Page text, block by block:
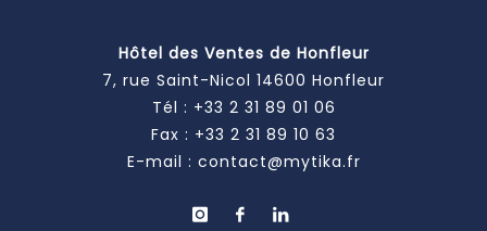
Hôtel des Ventes de Honfleur
7, rue Saint-Nicol 14600 Honfleur
Tél : +33 2 31 89 01 06
Fax : +33 2 31 89 10 63
E-mail : contact@mytika.fr